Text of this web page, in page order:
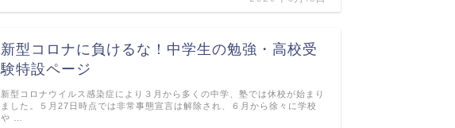
新型コロナに負けるな！中学生の勉強・高校受
験特設ページ
新型コロナウイルス感染症により３月から多くの中学、塾では休校が始まり
ました。５月27日時点では非常事態宣言は解除され、６月から徐々に学校
や …